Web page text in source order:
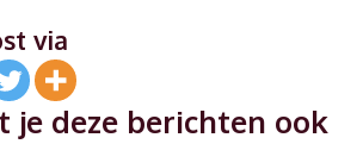
via
je deze berichten ook